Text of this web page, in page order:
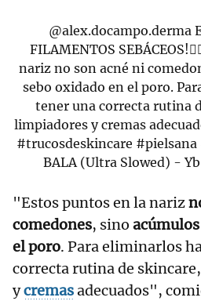
@alex.docampo.derma
FILAMENTOS
nariz no son acné ni
sebo oxidado en el poro.
tener una correcta rutina
limpiadores y cremas
#trucosdeskincare #pielsana
BALA (Ultra Slowed) -
"Estos puntos en la nariz
comedones, sino
el poro. Para eliminarlos
correcta rutina de
ycremasadecuados",